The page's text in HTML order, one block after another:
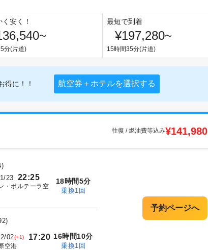
く安く！
~
分(片道)
最短で到着
¥197,280~
15時間35分(片道)
得に！！ 航空券＋ホテルを選択する
往復 / 燃油費等込み¥141,980
)
23 22:25
・ポルテーラ空
18時間5分
乗換1回
)
02(+1) 17:20
空港
16時間10分
乗換1回